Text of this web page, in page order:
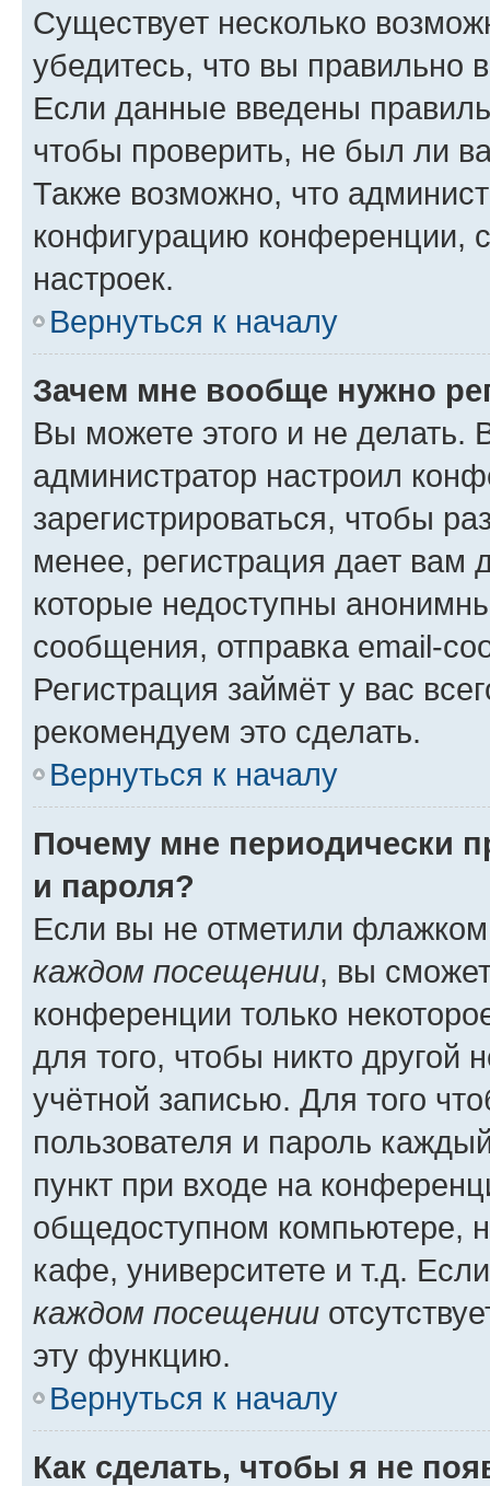
Существует несколько
убедитесь, что вы правильно
Если данные введены
чтобы проверить, не был ли
Также возможно, что
конфигурацию конференции,
настроек.
Вернуться к началу
Зачем мне вообще нужно
Вы можете этого и не делать.
администратор настроил
зарегистрироваться, чтобы
менее, регистрация дает вам
которые недоступны
сообщения, отправка email-
Регистрация займёт у вас
рекомендуем это сделать.
Вернуться к началу
Почему мне периодически
и пароля?
Если вы не отметили
каждом посещении, вы
конференции только
для того, чтобы никто другой
учётной записью. Для того
пользователя и пароль
пункт при входе на
общедоступном компьютере,
кафе, университете и т.д.
каждом посещении
эту функцию.
Вернуться к началу
Как сделать, чтобы я не